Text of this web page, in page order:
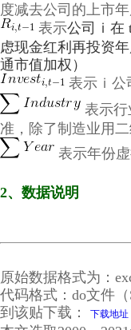
度减去公司的上市
表示公司ｉ在
虑现金红利再投资
通市值加权）
表示 ｉ
表示行
准，除了制造业用
表示年份
2、数据说明
原始数据格式为：
代码格式：do文件
到该贴下载：
下载地址